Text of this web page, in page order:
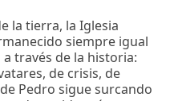
la tierra, la Iglesia
siempre igual
través de la historia:
de crisis, de
Pedro sigue surcando